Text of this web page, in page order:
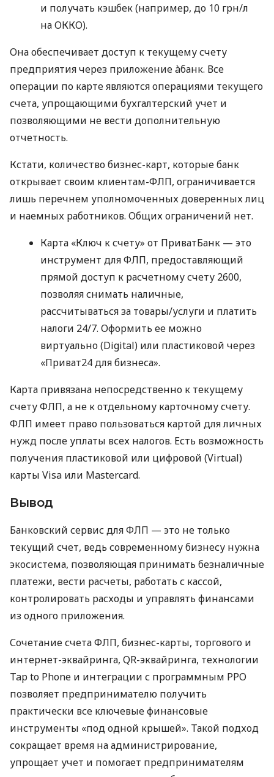
и получать кэшбек (например, до 10 грн/л
на ОККО).
Она обеспечивает доступ к текущему счету
предприятия через приложение àбанк. Все
операции по карте являются операциями текущего
счета, упрощающими бухгалтерский учет и
позволяющими не вести дополнительную
отчетность.
Кстати, количество бизнес-карт, которые банк
открывает своим клиентам-ФЛП, ограничивается
лишь перечнем уполномоченных доверенных лиц
и наемных работников. Общих ограничений нет.
Карта «Ключ к счету» от ПриватБанк — это
инструмент для ФЛП, предоставляющий
прямой доступ к расчетному счету 2600,
позволяя снимать наличные,
рассчитываться за товары/услуги и платить
налоги 24/7. Оформить ее можно
виртуально (Digital) или пластиковой через
«Приват24 для бизнеса».
Карта привязана непосредственно к текущему
счету ФЛП, а не к отдельному карточному счету.
ФЛП имеет право пользоваться картой для личных
нужд после уплаты всех налогов. Есть возможность
получения пластиковой или цифровой (Virtual)
карты Visa или Mastercard.
Вывод
Банковский сервис для ФЛП — это не только
текущий счет, ведь современному бизнесу нужна
экосистема, позволяющая принимать безналичные
платежи, вести расчеты, работать с кассой,
контролировать расходы и управлять финансами
из одного приложения.
Сочетание счета ФЛП, бизнес-карты, торгового и
интернет-эквайринга, QR-эквайринга, технологии
Tap to Phone и интеграции с программным РРО
позволяет предпринимателю получить
практически все ключевые финансовые
инструменты «под одной крышей». Такой подход
сокращает время на администрирование,
упрощает учет и помогает предпринимателям